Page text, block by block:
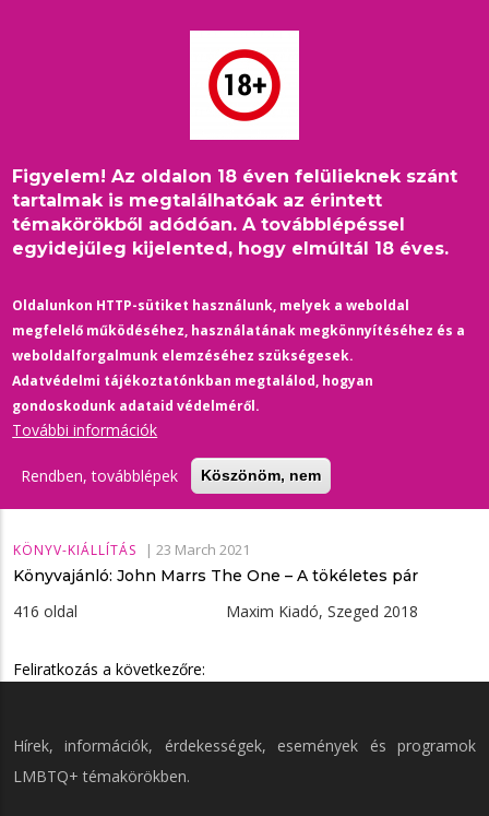
Figyelem! Az oldalon 18 éven felülieknek szánt
tartalmak is megtalálhatóak az érintett
témakörökből adódóan. A továbblépéssel
egyidejűleg kijelented, hogy elmúltál 18 éves.
Oldalunkon HTTP-sütiket használunk, melyek a weboldal
megfelelő működéséhez, használatának megkönnyítéséhez és a
weboldalforgalmunk elemzéséhez szükségesek.
Adatvédelmi tájékoztatónkban megtalálod, hogyan
gondoskodunk adataid védelméről.
További információk
Rendben, továbblépek Köszönöm, nem
Morzsa
Címlap /disztópia
KÖNYV-KIÁLLÍTÁS | 23 March 2021
Könyvajánló: John Marrs The ​One – A tökéletes pár
416 oldal Maxim Kiadó, Szeged 2018
Feliratkozás a következőre:
Hírek, információk, érdekességek, események és programok
LMBTQ+ témakörökben.